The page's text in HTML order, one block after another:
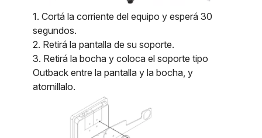
1. Cortá la corriente del equipo y esperá 30
segundos.
2. Retirá la pantalla de su soporte.
3. Retirá la bocha y coloca el soporte tipo
Outback entre la pantalla y la bocha, y
atornillalo.